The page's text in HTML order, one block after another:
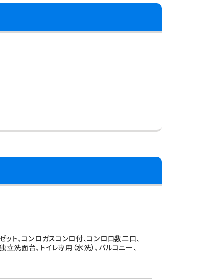
ット、コンロガスコンロ付、コンロ口数二口、
洗面台、トイレ専用（水洗）、バルコニー、